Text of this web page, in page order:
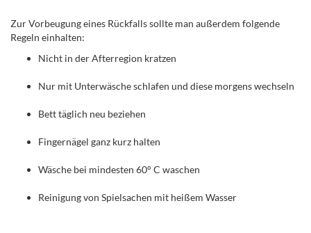
Zur Vorbeugung eines Rückfalls sollte man außerdem folgende
Regeln einhalten:
Nicht in der Afterregion kratzen
Nur mit Unterwäsche schlafen und diese morgens wechseln
Bett täglich neu beziehen
Fingernägel ganz kurz halten
Wäsche bei mindesten 60° C waschen
Reinigung von Spielsachen mit heißem Wasser